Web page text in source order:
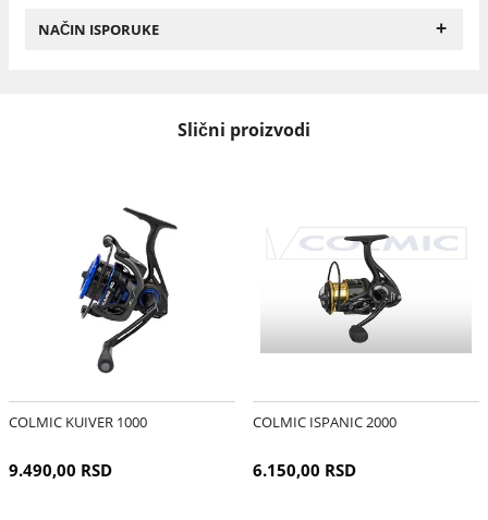
NAČIN ISPORUKE +
Slični proizvodi
COLMIC KUIVER 1000
9.490,00 RSD
COLMIC ISPANIC 2000
6.150,00 RSD